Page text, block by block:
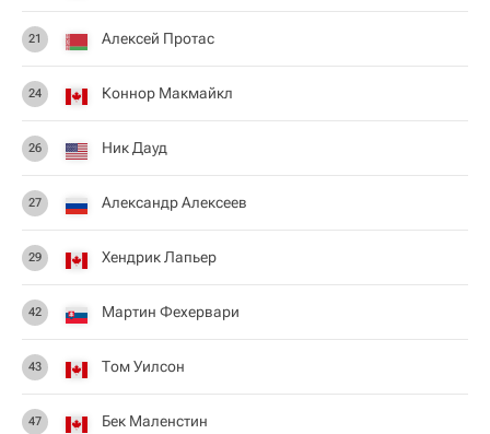
21 Алексей Протас
24 Коннор Макмайкл
26 Ник Дауд
27 Александр Алексеев
29 Хендрик Лапьер
42 Мартин Фехервари
43 Том Уилсон
47 Бек Маленстин